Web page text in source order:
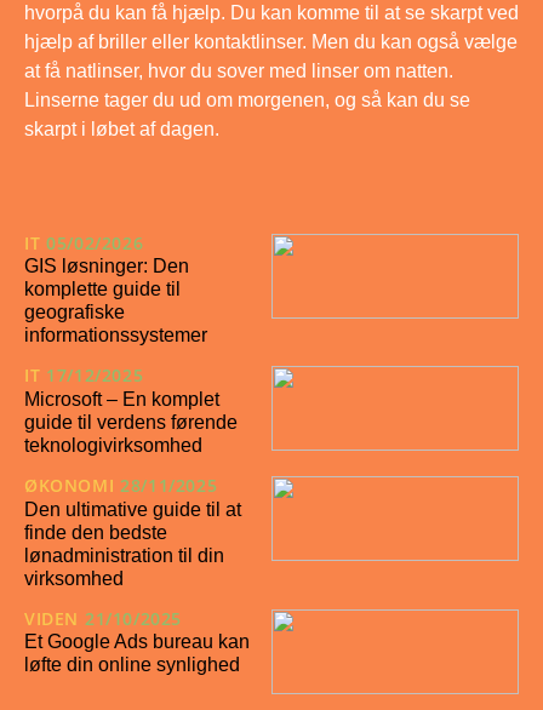
hvorpå du kan få hjælp. Du kan komme til at se skarpt ved
hjælp af briller eller kontaktlinser. Men du kan også vælge
at få natlinser, hvor du sover med linser om natten.
Linserne tager du ud om morgenen, og så kan du se
skarpt i løbet af dagen.
IT 05/02/2026
GIS løsninger: Den
komplette guide til
geografiske
informationssystemer
IT 17/12/2025
Microsoft – En komplet
guide til verdens førende
teknologivirksomhed
ØKONOMI 28/11/2025
Den ultimative guide til at
finde den bedste
lønadministration til din
virksomhed
VIDEN 21/10/2025
Et Google Ads bureau kan
løfte din online synlighed